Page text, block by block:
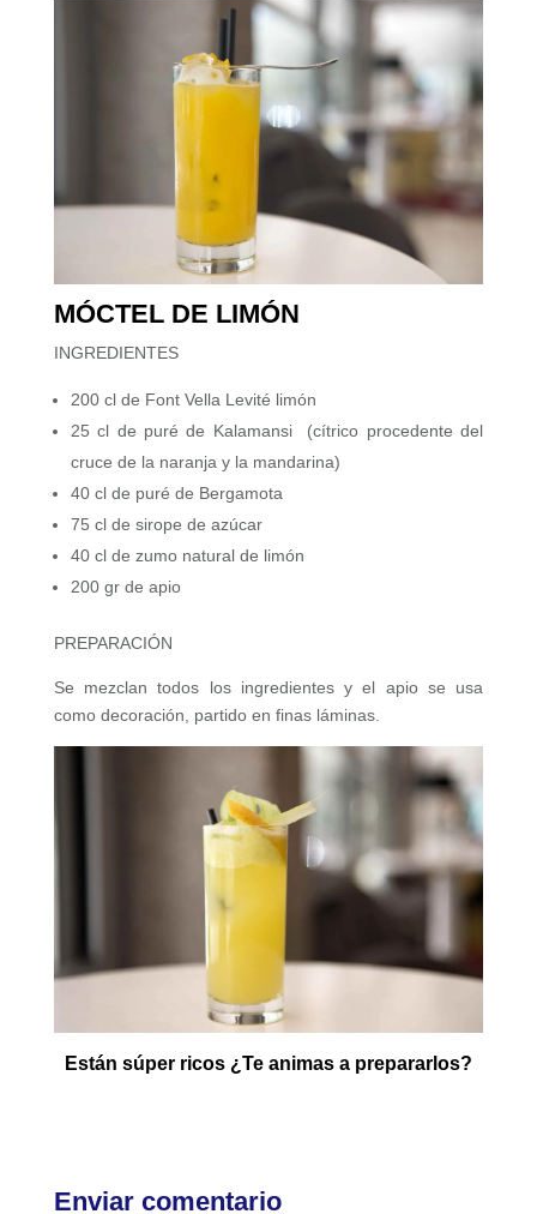
MÓCTEL DE LIMÓN
INGREDIENTES
200 cl de Font Vella Levité limón
25 cl de puré de Kalamansi (cítrico procedente del
cruce de la naranja y la mandarina)
40 cl de puré de Bergamota
75 cl de sirope de azúcar
40 cl de zumo natural de limón
200 gr de apio
PREPARACIÓN
Se mezclan todos los ingredientes y el apio se usa
como decoración, partido en finas láminas.
Están súper ricos ¿Te animas a prepararlos?
Enviar comentario